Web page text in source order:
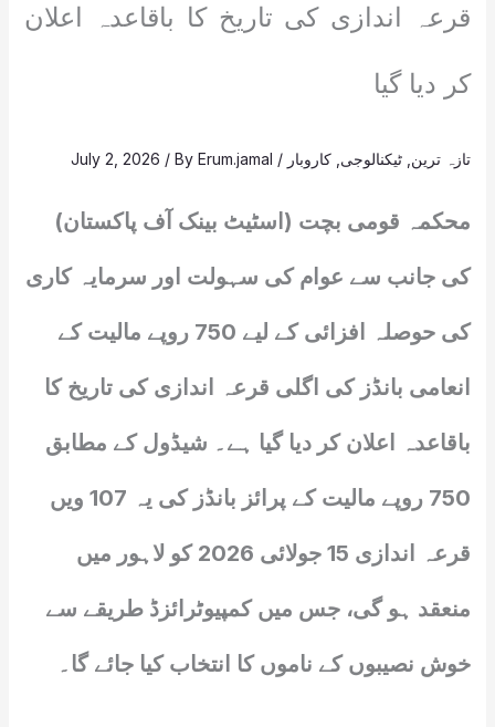
قرعہ اندازی کی تاریخ کا باقاعدہ اعلان
کر دیا گیا
تازہ ترین ٹیکنالوجی کاروبار /
July 2, 2026 / ByErum.jamal
محکمہ قومی بچت (اسٹیٹ بینک آف پاکستان)
کی جانب سے عوام کی سہولت اور سرمایہ کاری
کی حوصلہ افزائی کے لیے 750 روپے مالیت کے
انعامی بانڈز کی اگلی قرعہ اندازی کی تاریخ کا
باقاعدہ اعلان کر دیا گیا ہے۔ شیڈول کے مطابق
750 روپے مالیت کے پرائز بانڈز کی یہ 107 ویں
قرعہ اندازی 15 جولائی 2026 کو لاہور میں
منعقد ہو گی، جس میں کمپیوٹرائزڈ طریقے سے
خوش نصیبوں کے ناموں کا انتخاب کیا جائے گا۔